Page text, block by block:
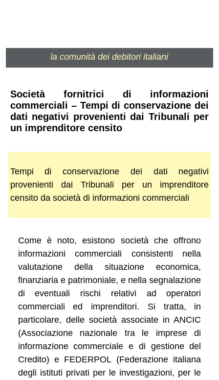
la comunità dei debitori italiani
Società fornitrici di informazioni
commerciali – Tempi di conservazione dei
dati negativi provenienti dai Tribunali per
un imprenditore censito
Tempi di conservazione dei dati negativi
provenienti dai Tribunali per un imprenditore
censito da società di informazioni commerciali
Come è noto, esistono società che offrono
informazioni commerciali consistenti nella
valutazione della situazione economica,
finanziaria e patrimoniale, e nella segnalazione
di eventuali rischi relativi ad operatori
commerciali ed imprenditori. Si tratta, in
particolare, delle società associate in ANCIC
(Associazione nazionale tra le imprese di
informazione commerciale e di gestione del
Credito) e FEDERPOL (Federazione italiana
degli istituti privati per le investigazioni, per le